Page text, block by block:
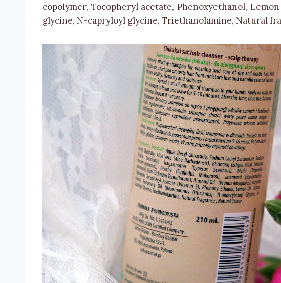
copolymer, Tocopheryl acetate, Phenoxyethanol,
glycine, N-capryloyl glycine, Triethanolamine, Natural